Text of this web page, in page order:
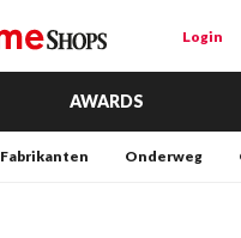
Login
AWARDS
Fabrikanten Onderweg